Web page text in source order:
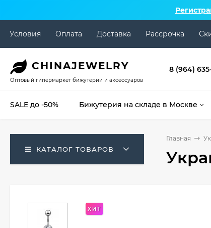
Условия Оплата Доставка Рассрочка
CHINAJEWELRY
Оптовый гипермаркет бижутерии и аксессуаров
8 (964)
SALE до -50% Бижутерия на складе в Москве
КАТАЛОГ ТОВАРОВ
Главная
ХИТ